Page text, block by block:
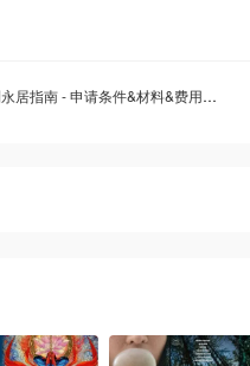
- 申请条件&材料&费用、如何申请、永居好处&限制、热门QA大合集